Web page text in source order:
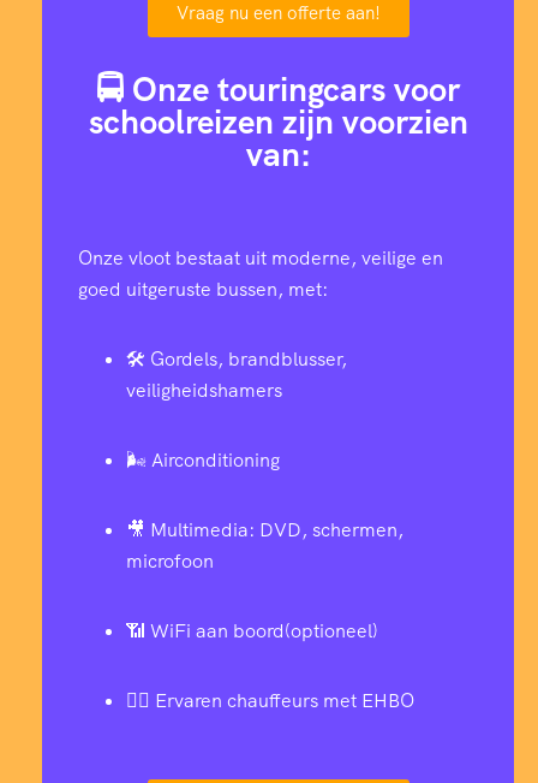
Vraag nu een offerte aan!
🚍 Onze touringcars voor
schoolreizen zijn voorzien
van:
Onze vloot bestaat uit moderne, veilige en
goed uitgeruste bussen, met:
🛠️ Gordels, brandblusser,
veiligheidshamers
🌬️ Airconditioning
🎥 Multimedia: DVD, schermen,
microfoon
📶 WiFi aan boord(optioneel)
👨‍✈️ Ervaren chauffeurs met EHBO